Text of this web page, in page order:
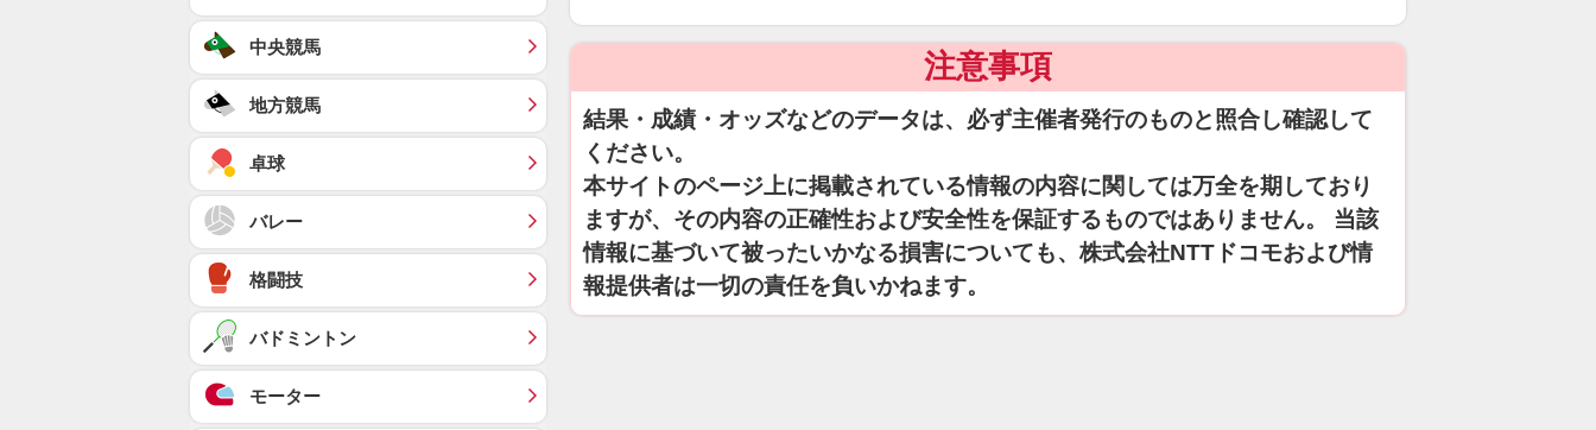
注意事項
結果・成績・オッズなどのデータは、必ず主催者発行のものと照合し確認して
ください。
本サイトのページ上に掲載されている情報の内容に関しては万全を期しており
ますが、その内容の正確性および安全性を保証するものではありません。 当該
情報に基づいて被ったいかなる損害についても、株式会社NTTドコモおよび情
報提供者は一切の責任を負いかねます。
中央競馬
地方競馬
卓球
バレー
格闘技
バドミントン
モーター